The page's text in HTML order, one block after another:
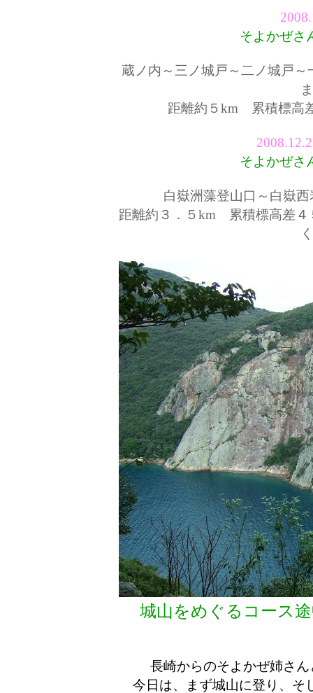
そよかぜさ
蔵ノ内～三ノ城戸～二 ノ城戸 ～
距離約５km 累積標高
そよかぜさ
白嶽洲藻登山口～白嶽
距離約３．５km 累積標高差
城山をめぐるコース
長崎からのそよかぜ姉さ
今日は、まず城山に登り、そ